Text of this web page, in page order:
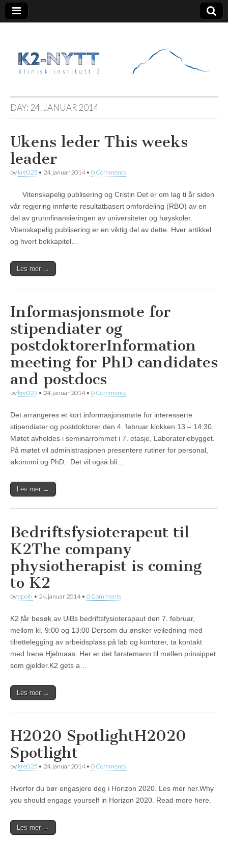
K2 Nytt
DAY: 24. JANUAR 2014
Ukens leder This weeks
leader
by kre025 • 24. januar 2014• 0 Comments
Vitenskapelig publisering og Cristin Det er om lag ti år siden
vår regjering innførte resultatbasert omfordeling (RBO) av en
del av grunnfinansieringen av universiteter og høyskoler.
Vitenskapelig publisering er en viktig del av dette. Hver artikkel
og hvert bokkapitel…
Les mer →
Informasjonsmøte for
stipendiater og
postdoktorerInformation
meeting for PhD candidates
and postdocs
by kre025 • 24. januar 2014• 0 Comments
Det arrangeres et kort informasjonsmøte for interesserte
stipendiater og postdoktorer den 4. februar klokken 13 – 14:30.
Møtet avholdes i seminarrommet i 7. etasje, Laboratoriebygget.
På møtet vil administrasjonen presentere rutiner for personal,
økonomi og PhD. Det vil også bli…
Les mer →
Bedriftsfysioterapeut til
K2The company
physiotherapist is coming
to K2
byapoih • 24. januar 2014• 0 Comments
K2 får besøk av UiBs bedriftsfysioterapaut den 7. februar,
mellom kl. 9:00 og 13:00 Dersom du ønsker veiledning med
tilrettelegging av arbeidsplass på lab og kontorer, ta kontakt
med Irene Hjelmaas. Her er det førstemann til møllen prinsippet
som gjelder.K2 gets a…
Les mer →
H2020 SpotlightH2020
Spotlight
by kre025 • 24. januar 2014• 0 Comments
Hvorfor du bør engasjere deg i Horizon 2020. Les mer her.Why
you should engage yourself in Horizon 2020. Read more here.
Les mer →